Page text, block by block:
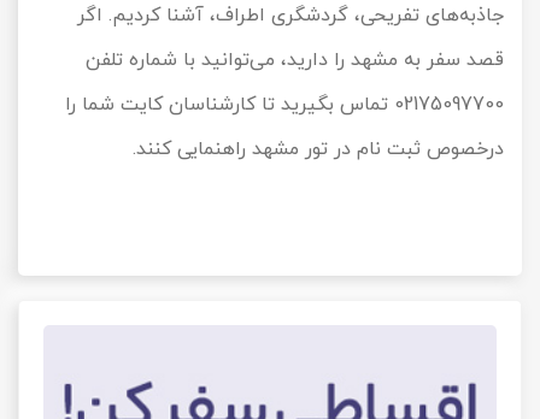
جاذبه‌های تفریحی، گردشگری اطراف، آشنا کردیم. اگر
قصد سفر به مشهد را دارید، می‌توانید با شماره تلفن
02175097700 تماس بگیرید تا کارشناسان کایت شما را
درخصوص ثبت نام در تور مشهد راهنمایی کنند.